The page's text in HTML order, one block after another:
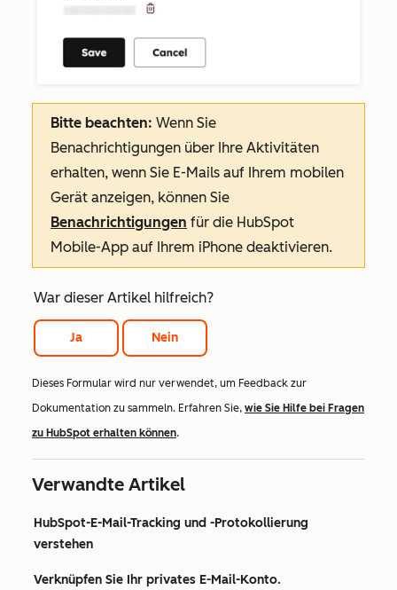
Bitte beachten: Wenn Sie
Benachrichtigungen über Ihre Aktivitäten
erhalten, wenn Sie E-Mails auf Ihrem mobilen
Gerät anzeigen, können Sie
Benachrichtigungen für die HubSpot
Mobile-App auf Ihrem iPhone deaktivieren.
War dieser Artikel hilfreich?
Ja Nein
Dieses Formular wird nur verwendet, um Feedback zur
Dokumentation zu sammeln. Erfahren Sie, wie Sie Hilfe bei Fragen
zu HubSpot erhalten können.
Verwandte Artikel
HubSpot-E-Mail-Tracking und -Protokollierung
verstehen
Verknüpfen Sie Ihr privates E-Mail-Konto.